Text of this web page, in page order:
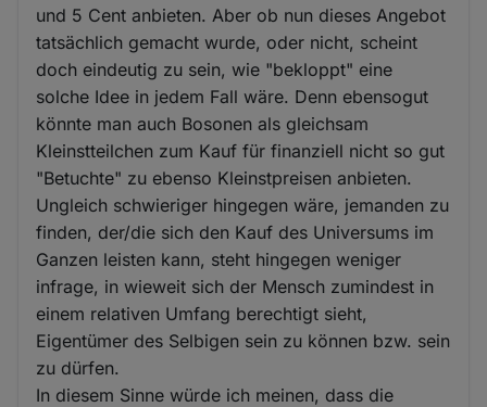
und 5 Cent anbieten. Aber ob nun dieses Angebot
tatsächlich gemacht wurde, oder nicht, scheint
doch eindeutig zu sein, wie "bekloppt" eine
solche Idee in jedem Fall wäre. Denn ebensogut
könnte man auch Bosonen als gleichsam
Kleinstteilchen zum Kauf für finanziell nicht so gut
"Betuchte" zu ebenso Kleinstpreisen anbieten.
Ungleich schwieriger hingegen wäre, jemanden zu
finden, der/die sich den Kauf des Universums im
Ganzen leisten kann, steht hingegen weniger
infrage, in wieweit sich der Mensch zumindest in
einem relativen Umfang berechtigt sieht,
Eigentümer des Selbigen sein zu können bzw. sein
zu dürfen.
In diesem Sinne würde ich meinen, dass die